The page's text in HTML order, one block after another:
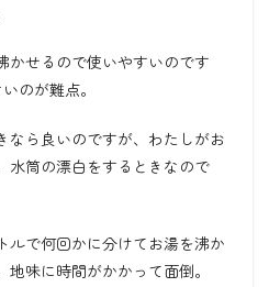
かせるので使いやすいのです
のが難点。
なら良いのですが、わたしがお
水筒の漂白をするときなので
ルで何回かに分けてお湯を沸か
味に時間がかかって面倒。